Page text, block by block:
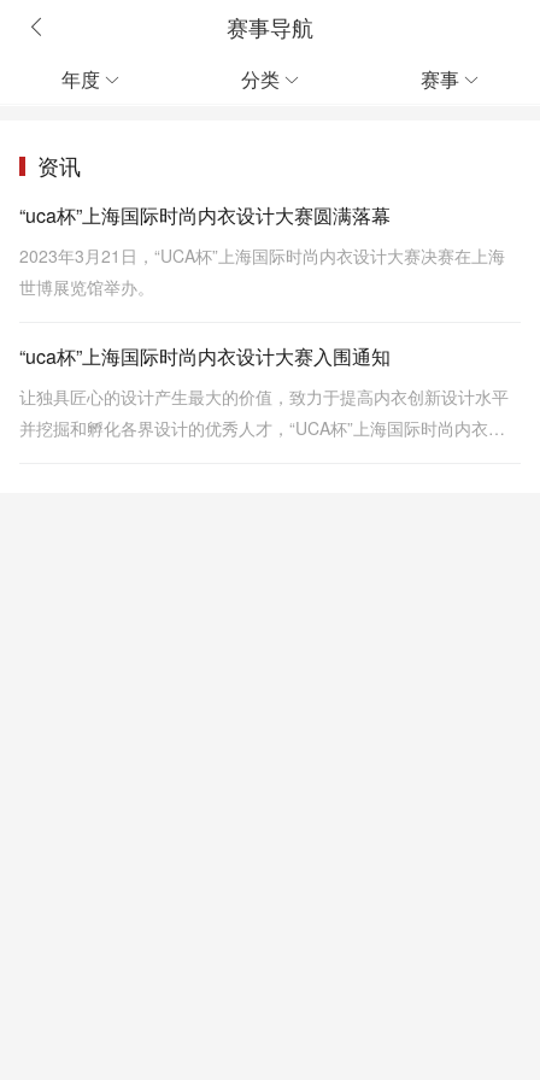
赛事导航
年度  分类  赛事 
资讯
“uca杯”上海国际时尚内衣设计大赛圆满落幕
2023年3月21日，“UCA杯”上海国际时尚内衣设计大赛决赛在上海
世博展览馆举办。
“uca杯”上海国际时尚内衣设计大赛入围通知
让独具匠心的设计产生最大的价值，致力于提高内衣创新设计水平
并挖掘和孵化各界设计的优秀人才，“UCA杯”上海国际时尚内衣设